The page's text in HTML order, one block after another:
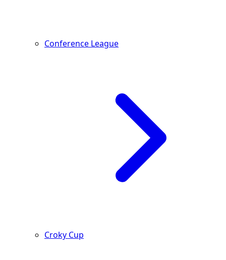
Conference League
Croky Cup